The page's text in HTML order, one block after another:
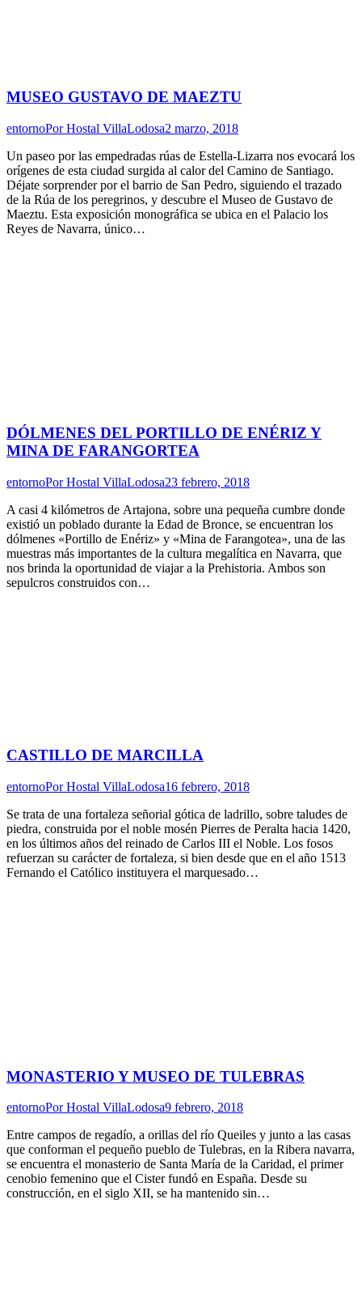
MUSEO GUSTAVO DE MAEZTU
entornoPorHostal VillaLodosa2 marzo, 2018
Un paseo por las empedradas rúas de Estella-Lizarra nos evocará los
orígenes de esta ciudad surgida al calor del Camino de Santiago.
Déjate sorprender por el barrio de San Pedro, siguiendo el trazado
de la Rúa de los peregrinos, y descubre el Museo de Gustavo de
Maeztu. Esta exposición monográfica se ubica en el Palacio los
Reyes de Navarra, único…
DÓLMENES DEL PORTILLO DE ENÉRIZ Y
MINA DE FARANGORTEA
entornoPorHostal VillaLodosa23 febrero, 2018
A casi 4 kilómetros de Artajona, sobre una pequeña cumbre donde
existió un poblado durante la Edad de Bronce, se encuentran los
dólmenes «Portillo de Enériz» y «Mina de Farangotea», una de las
muestras más importantes de la cultura megalítica en Navarra, que
nos brinda la oportunidad de viajar a la Prehistoria. Ambos son
sepulcros construidos con…
CASTILLO DE MARCILLA
entornoPorHostal VillaLodosa16 febrero, 2018
Se trata de una fortaleza señorial gótica de ladrillo, sobre taludes de
piedra, construida por el noble mosén Pierres de Peralta hacia 1420,
en los últimos años del reinado de Carlos III el Noble. Los fosos
refuerzan su carácter de fortaleza, si bien desde que en el año 1513
Fernando el Católico instituyera el marquesado…
MONASTERIO Y MUSEO DE TULEBRAS
entornoPorHostal VillaLodosa9 febrero, 2018
Entre campos de regadío, a orillas del río Queiles y junto a las casas
que conforman el pequeño pueblo de Tulebras, en la Ribera navarra,
se encuentra el monasterio de Santa María de la Caridad, el primer
cenobio femenino que el Cister fundó en España. Desde su
construcción, en el siglo XII, se ha mantenido sin…